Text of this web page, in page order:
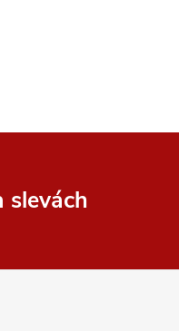
slevách